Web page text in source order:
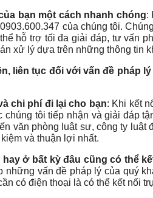
bạn một cách nhanh chóng:
của chúng tôi.
hỗ trợ tối đa giải đáp, tư vấn
xử lý dựa trên những thông tin
liên tục đối với vấn đề pháp lý
chi phí đi lại cho bạn: Khi kết
chúng tôi tiếp nhận và giải đáp
văn phòng luật sư, công ty
và thuận lợi nhất.
hay ở bất kỳ đâu cũng có thể
những vấn đề pháp lý của quý
có điện thoại là có thể kết nối